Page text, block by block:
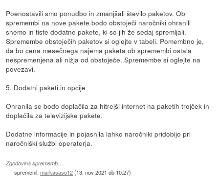
Poenostavili smo ponudbo in zmanjšali število paketov. Ob
spremembi na nove pakete bodo obstoječi naročniki ohranili
shemo in tiste dodatne pakete, ki so jih že sedaj spremljali.
Spremembe obstoječih paketov si oglejte v tabeli. Pomembno je,
da bo cena mesečnega najema paketa ob spremembi ostala
nespremenjena ali nižja od obstoječe. Spremembe si oglejte na
povezavi.
5. Dodatni paketi in opcije
Ohranila se bodo doplačila za hitrejši internet na paketih trojček in
doplačila za televizijske pakete.
Dodatne informacije in pojasnila lahko naročniki pridobijo pri
naročniški službi operaterja.
Zgodovina sprememb…
spremenil:markasaso12(13. nov 2021 ob 10:27)